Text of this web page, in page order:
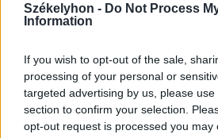
Székelyhon - Do Not Process
Information
If you wish to opt-out of the sale,
processing of your personal or
targeted advertising by us, please
section to confirm your selection.
opt-out request is processed you may
2026. augusztus 07., péntek
Soha nem volt még
Budapesten